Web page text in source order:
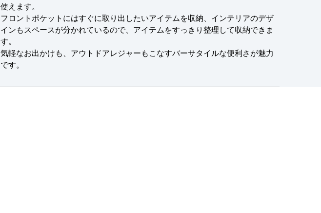
使えます。
フロントポケットにはすぐに取り出したいアイテムを収納、インテリアのデザ
インもスペースが分かれているので、アイテムをすっきり整理して収納できま
す。
気軽なお出かけも、アウトドアレジャーもこなすバーサタイルな便利さが魅力
です。